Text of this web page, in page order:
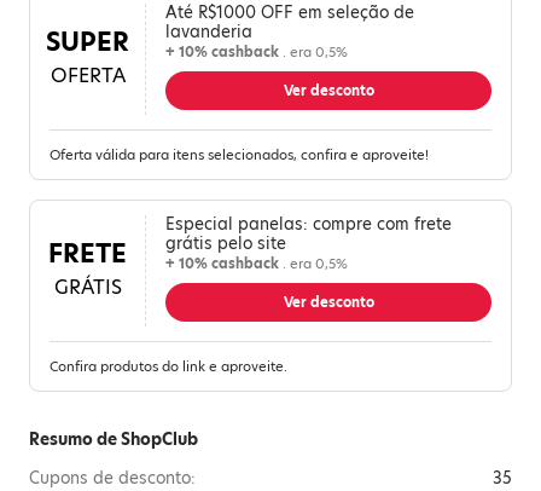
SUPER
OFERTA
Até R$1000 OFF em seleção de
lavanderia
+ 10% cashback . era 0,5%
Ver desconto
Oferta válida para itens selecionados, confira e aproveite!
FRETE
GRÁTIS
Especial panelas: compre com frete
grátis pelo site
+ 10% cashback . era 0,5%
Ver desconto
Confira produtos do link e aproveite.
Resumo de ShopClub
Cupons de desconto:
35